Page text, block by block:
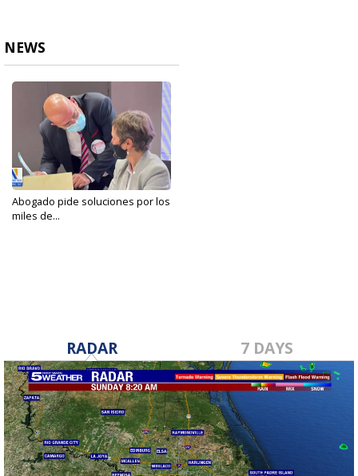
NEWS
Abogado pide soluciones por los
miles de...
RADAR 7 DAYS